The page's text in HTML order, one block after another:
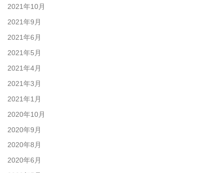
2021年10月
2021年9月
2021年6月
2021年5月
2021年4月
2021年3月
2021年1月
2020年10月
2020年9月
2020年8月
2020年6月